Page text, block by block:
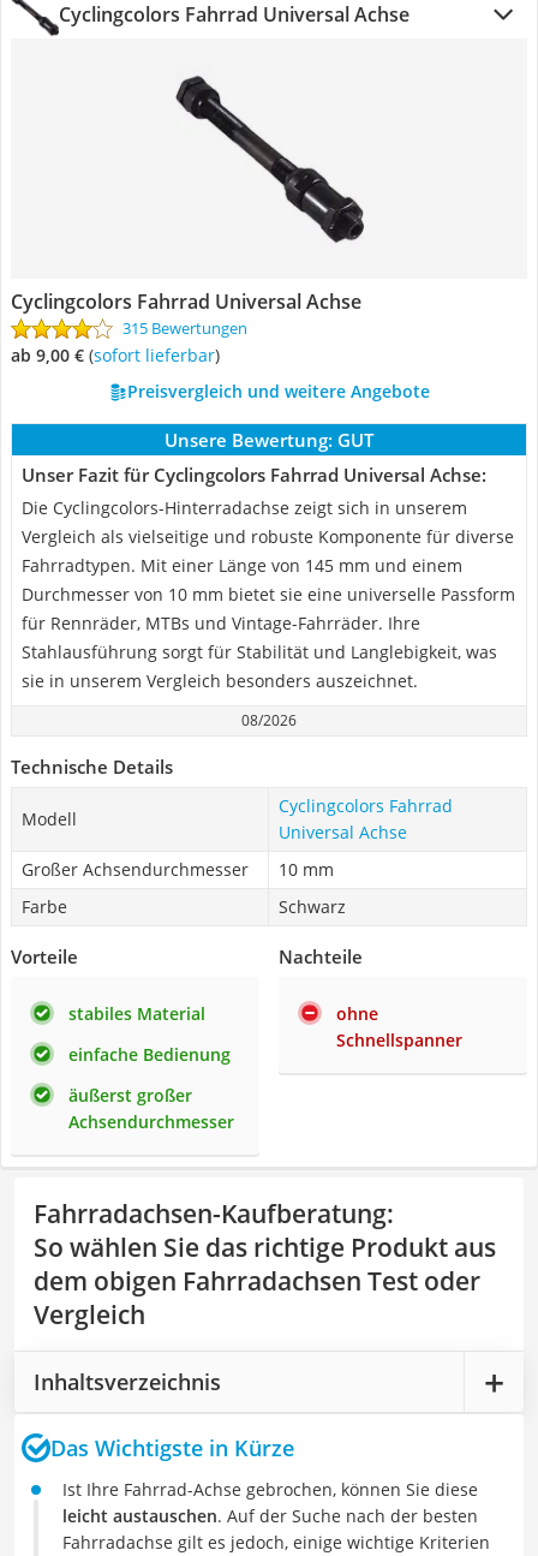
Cyclingcolors Fahrrad Universal Achse
Cyclingcolors Fahrrad Universal Achse
315 Bewertungen
ab 9,00 € ( Sofort lieferbar)
Preisvergleich und weitere Angebote
Unsere Bewertung: GUT
Unser Fazit für Cyclingcolors Fahrrad Universal Achse:
Die Cyclingcolors-Hinterradachse zeigt sich in unserem
Vergleich als vielseitige und robuste Komponente für diverse
Fahrradtypen. Mit einer Länge von 145 mm und einem
Durchmesser von 10 mm bietet sie eine universelle Passform
für Rennräder, MTBs und Vintage-Fahrräder. Ihre
Stahlausführung sorgt für Stabilität und Langlebigkeit, was
sie in unserem Vergleich besonders auszeichnet.
08/2026
Technische Details
Modell
Cyclingcolors Fahrrad
Universal Achse
Großer Achsendurchmesser
10 mm
Farbe
Schwarz
Vorteile
stabiles Material
einfache Bedienung
äußerst großer
Achsendurchmesser
Nachteile
ohne
Schnellspanner
Fahrradachsen-Kaufberatung:
So wählen Sie das richtige Produkt aus
dem obigen Fahrradachsen Test oder
Vergleich
Inhaltsverzeichnis
Das Wichtigste in Kürze
Ist Ihre Fahrrad-Achse gebrochen, können Sie diese
leicht austauschen. Auf der Suche nach der besten
Fahrradachse gilt es jedoch, einige wichtige Kriterien